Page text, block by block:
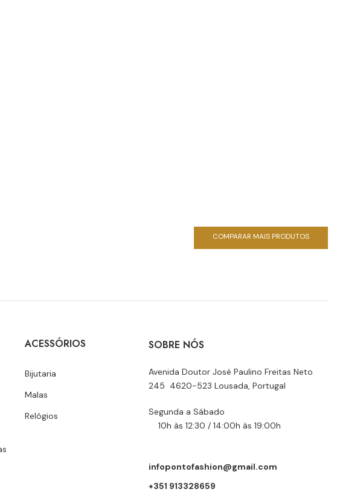
COMPARAR MAIS PRODUTOS
ACESSÓRIOS
Bijutaria
Malas
Relógios
SOBRE NÓS
Avenida Doutor José Paulino Freitas Neto
245 4620-523 Lousada, Portugal
Segunda a Sábado
10h às 12:30 / 14:00h às 19:00h
infopontofashion@gmail.com
+351 913328659